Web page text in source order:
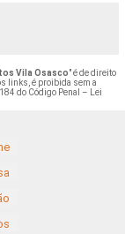
Vila Osasco" é de direito
links, é proibida sem a
do Código Penal –
Lei